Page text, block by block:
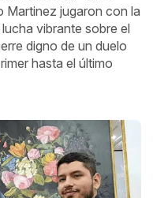
Martinez jugaron con la
vibrante sobre el
digno de un duelo
hasta el último